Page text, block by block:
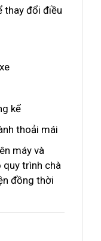
thay đổi điều
kể
thoải mái
máy và
quy trình chà
đồng thời